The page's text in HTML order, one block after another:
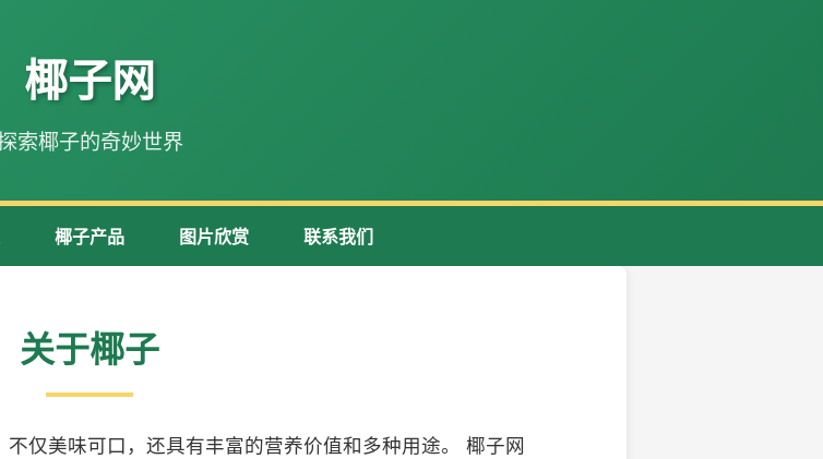
椰子网
索椰子的奇妙世界
椰子产品 图片欣赏 联系我们
关于椰子
仅美味可口，还具有丰富的营养价值和多种用途。 椰子网